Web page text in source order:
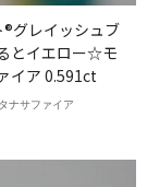
グレイッシュブ
とイエロー☆モ
イア 0.591ct
ナサファイア